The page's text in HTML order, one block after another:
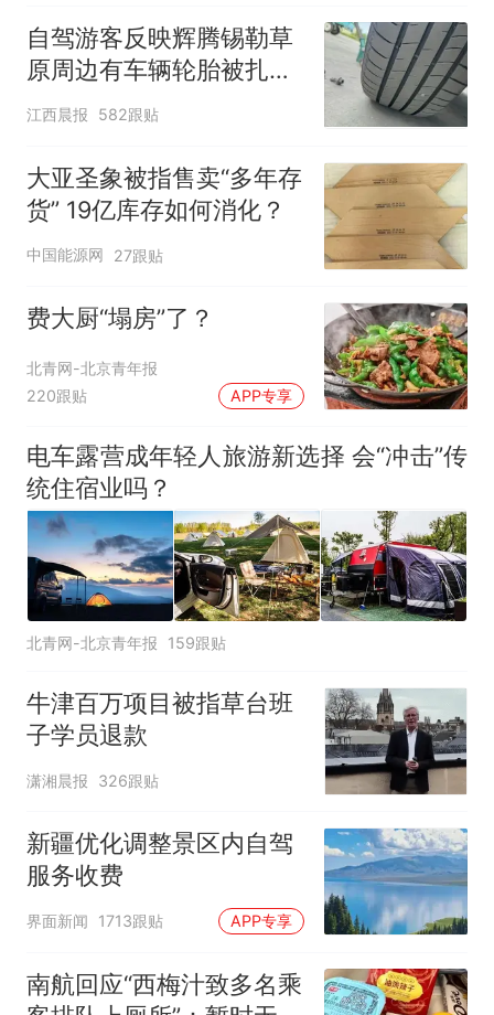
自驾游客反映辉腾锡勒草
原周边有车辆轮胎被扎，
修理店铺换胎价格高达千
江西晨报 582跟贴
大亚圣象被指售卖“多年存
货” 19亿库存如何消化？
中国能源网 27跟贴
费大厨“塌房”了？
北青网-北京青年报
220跟贴
APP专享
电车露营成年轻人旅游新选择 会“冲击”传
统住宿业吗？
北青网-北京青年报 159跟贴
牛津百万项目被指草台班
子学员退款
潇湘晨报 326跟贴
新疆优化调整景区内自驾
服务收费
界面新闻 1713跟贴 APP专享
南航回应“西梅汁致多名乘